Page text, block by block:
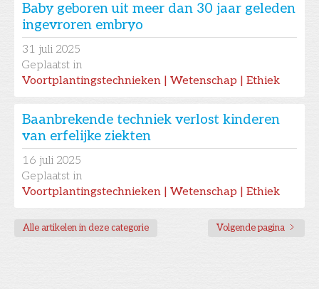
Baby geboren uit meer dan 30 jaar geleden
ingevroren embryo
31 juli 2025
Geplaatst in
Voortplantingstechnieken | Wetenschap | Ethiek
Baanbrekende techniek verlost kinderen
van erfelijke ziekten
16 juli 2025
Geplaatst in
Voortplantingstechnieken | Wetenschap | Ethiek
Alle artikelen in deze categorie Volgende pagina